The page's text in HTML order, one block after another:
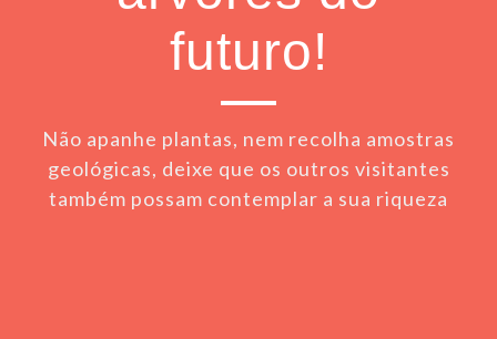
futuro!
Não apanhe plantas, nem recolha amostras
geológicas, deixe que os outros visitantes
também possam contemplar a sua riqueza